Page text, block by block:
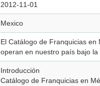
2012-11-01
Mexico
El Catálogo de Franquicias
operan en nuestro país bajo
Introducción
Catálogo de Franquicias en